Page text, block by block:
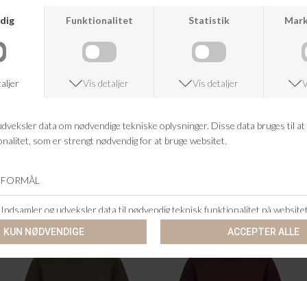
FRAGTFRI LEVERING
VED KØB OVER 500,-
KUNDESERVICE
ANDRE KØBTE OGSÅ